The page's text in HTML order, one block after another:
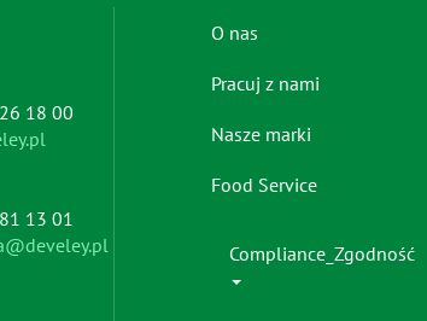
18 00
13 01
Footer
menu
O nas
Pracuj z nami
Nasze marki
Food Service
Compliance_Zgodność